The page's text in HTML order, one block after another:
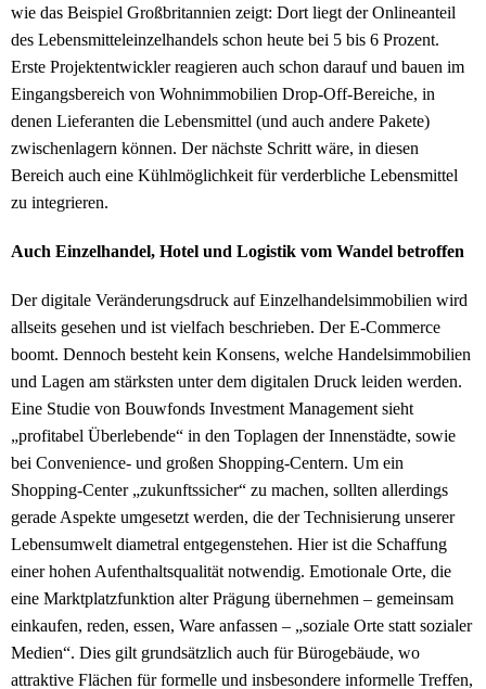
wie das Beispiel Großbritannien zeigt: Dort liegt der Onlineanteil
des Lebensmitteleinzelhandels schon heute bei 5 bis 6 Prozent.
Erste Projektentwickler reagieren auch schon darauf und bauen im
Eingangsbereich von Wohnimmobilien Drop-Off-Bereiche, in
denen Lieferanten die Lebensmittel (und auch andere Pakete)
zwischenlagern können. Der nächste Schritt wäre, in diesen
Bereich auch eine Kühlmöglichkeit für verderbliche Lebensmittel
zu integrieren.
Auch Einzelhandel, Hotel und Logistik vom Wandel betroffen
Der digitale Veränderungsdruck auf Einzelhandelsimmobilien wird
allseits gesehen und ist vielfach beschrieben. Der E-Commerce
boomt. Dennoch besteht kein Konsens, welche Handelsimmobilien
und Lagen am stärksten unter dem digitalen Druck leiden werden.
Eine Studie von Bouwfonds Investment Management sieht
„profitabel Überlebende“ in den Toplagen der Innenstädte, sowie
bei Convenience- und großen Shopping-Centern. Um ein
Shopping-Center „zukunftssicher“ zu machen, sollten allerdings
gerade Aspekte umgesetzt werden, die der Technisierung unserer
Lebensumwelt diametral entgegenstehen. Hier ist die Schaffung
einer hohen Aufenthaltsqualität notwendig. Emotionale Orte, die
eine Marktplatzfunktion alter Prägung übernehmen – gemeinsam
einkaufen, reden, essen, Ware anfassen – „soziale Orte statt sozialer
Medien“. Dies gilt grundsätzlich auch für Bürogebäude, wo
attraktive Flächen für formelle und insbesondere informelle Treffen,